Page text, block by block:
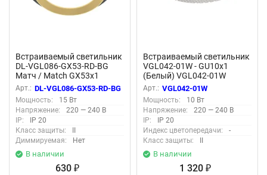
Встраиваемый светильник
DL-VGL086-GX53-RD-BG
Матч / Match GX53x1
(Черный с Золотом) DL-
VGL086-GX53-RD-BG
Арт.: DL-VGL086-GX53-RD-BG
Мощность:
15 Вт
Напряжение:
220 — 240 В
IP:
IP 20
Класс защиты:
Диммируемая:
Нет
В наличии
630 ₽
Встраиваемый светильник
VGL042-01W - GU10x1
(Белый) VGL042-01W
Арт.: VGL042-01W
Мощность:
10 Вт
Напряжение:
220 — 240 В
IP:
IP 20
Индекс цветопередачи:
-
Класс защиты:
В наличии
1 320 ₽